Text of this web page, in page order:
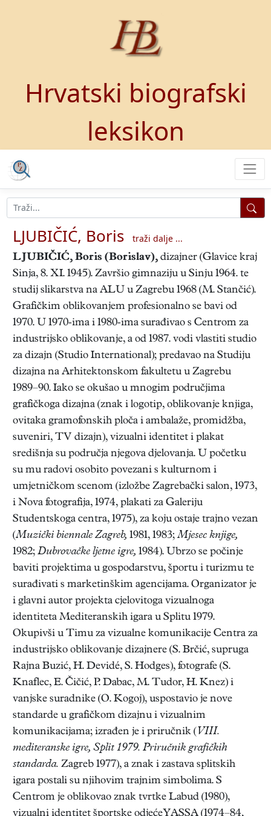
Hrvatski biografski
leksikon
LJUBIČIĆ, Boris
traži dalje ...
LJUBIČIĆ, Boris (Borislav), dizajner (Glavice kraj
Sinja, 8. XI. 1945). Završio gimnaziju u Sinju 1964. te
studij slikarstva na ALU u Zagrebu 1968 (M. Stančić).
Grafičkim oblikovanjem profesionalno se bavi od
1970. U 1970-ima i 1980-ima surađivao s Centrom za
industrijsko oblikovanje, a od 1987. vodi vlastiti studio
za dizajn (Studio International); predavao na Studiju
dizajna na Arhitektonskom fakultetu u Zagrebu
1989–90. Iako se okušao u mnogim područjima
grafičkoga dizajna (znak i logotip, oblikovanje knjiga,
ovitaka gramofonskih ploča i ambalaže, promidžba,
suveniri, TV dizajn), vizualni identitet i plakat
središnja su područja njegova djelovanja. U početku
su mu radovi osobito povezani s kulturnom i
umjetničkom scenom (izložbe Zagrebački salon, 1973,
i Nova fotografija, 1974, plakati za Galeriju
Studentskoga centra, 1975), za koju ostaje trajno vezan
(Muzički biennale Zagreb, 1981, 1983;Mjesec knjige,
1982; Dubrovačke ljetne igre, 1984). Ubrzo se počinje
baviti projektima u gospodarstvu, športu i turizmu te
surađivati s marketinškim agencijama. Organizator je
i glavni autor projekta cjelovitoga vizualnoga
identiteta Mediteranskih igara u Splitu 1979.
Okupivši u Timu za vizualne komunikacije Centra za
industrijsko oblikovanje dizajnere (S. Brčić, supruga
Rajna Buzić, H. Devidé, S. Hodges), fotografe (S.
Knaflec, E. Čičić, P. Dabac, M. Tudor, H. Knez) i
vanjske suradnike (O. Kogoj), uspostavio je nove
standarde u grafičkom dizajnu i vizualnim
komunikacijama; izrađen je i priručnik ( VIII.
mediteranske igre, Split 1979. Priručnik grafičkih
standarda. Zagreb 1977), a znak i zastava splitskih
igara postali su njihovim trajnim simbolima. S
Centrom je oblikovao znak tvrtke Labud (1980),